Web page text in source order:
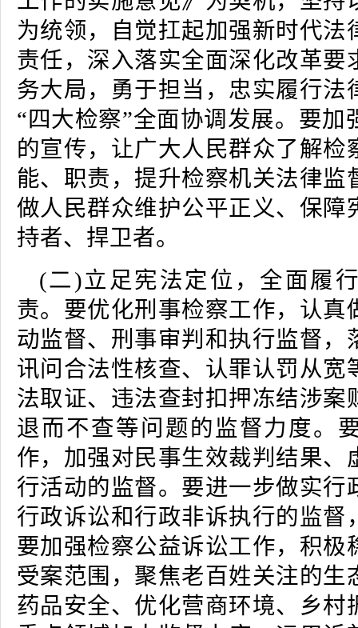
为统领，自觉扛起加强新时代法
责任，深入落实全面深化改革要
务大局，勇于担当，忠实履行法
“四大检察”全面协调发展。要加
的宣传，让广大人民群众了解检
能、职责，提升检察机关法律监
做人民群众维护公平正义、保障
持者、捍卫者。
(二)立足宪法定位，全面履
责。要优化刑事检察工作，认真
动监督、刑事审判和执行监督，
讯问合法性核查、认罪认罚从宽
法取证、违法查封扣押冻结涉案
退而不查等问题的监督力度。
作，加强对民事生效裁判结果、
行活动的监督。要进一步做实行
行政诉讼和行政非诉执行的监督
要加强检察公益诉讼工作，积极
受案范围，聚焦老百姓关注的生
药品安全、优化营商环境、乡村